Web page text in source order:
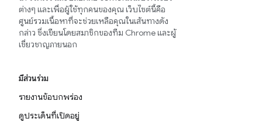
ต่างๆ และเพื่อผู้ใช้ทุกคนของคุณ เว็บไซต์นี้คือ
ศูนย์รวมเนื้อหาที่จะช่วยเหลือคุณในเส้นทางดัง
กล่าว ซึ่งเขียนโดยสมาชิกของทีม Chrome และผู้
เชี่ยวชาญภายนอก
มีส่วนร่วม
รายงานข้อบกพร่อง
ดูประเด็นที่เปิดอยู่